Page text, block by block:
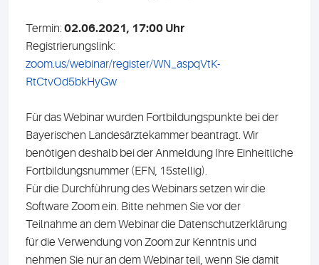
Termin: 02.06.2021, 17:00 Uhr
Registrierungslink:
zoom.us/webinar/register/WN_aspqVtK-
RtCtvOd5bkHyGw
Für das Webinar wurden Fortbildungspunkte bei der
Bayerischen Landesärztekammer beantragt. Wir
benötigen deshalb bei der Anmeldung Ihre Einheitliche
Fortbildungsnummer (EFN, 15stellig).
Für die Durchführung des Webinars setzen wir die
Software Zoom ein. Bitte nehmen Sie vor der
Teilnahme an dem Webinar die Datenschutzerklärung
für die Verwendung von Zoom zur Kenntnis und
nehmen Sie nur an dem Webinar teil, wenn Sie damit